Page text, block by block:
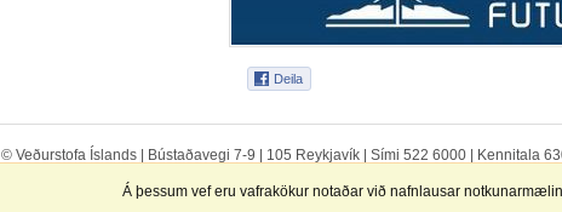
© Veðurstofa Íslands | Bústaðavegi 7-9 | 105 Reykjavík | Sími 522 6000 | Kennitala
Á þessum vef eru vafrakökur notaðar við nafnlausar